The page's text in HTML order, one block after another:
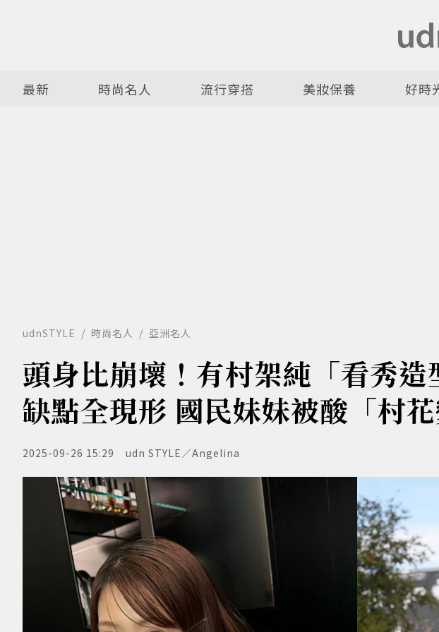
最新 時尚名人 流行穿搭 美妝保養 好時
udnSTYLE 時尚名人 亞洲名人
頭身比崩壞！有村架純「看秀
缺點全現形 國民妹妹被酸「村花
2025-09-26 15:29 udn STYLE／Angelina